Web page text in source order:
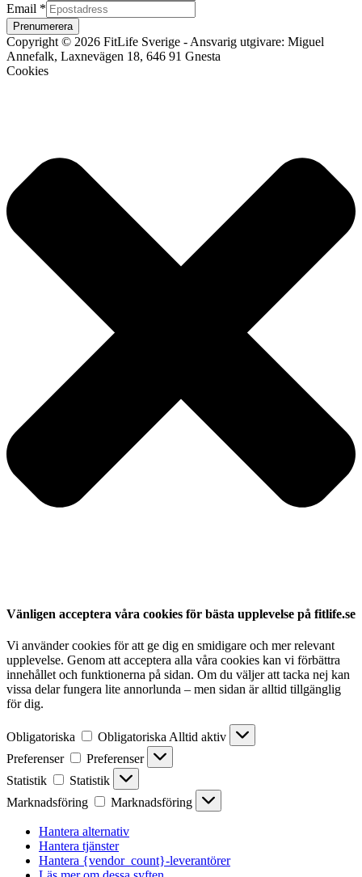
Email *
Prenumerera
Copyright © 2026 FitLife Sverige - Ansvarig utgivare: Miguel
Annefalk, Laxnevägen 18, 646 91 Gnesta
Cookies
Vänligen acceptera våra cookies för bästa upplevelse på fitlife.se
Vi använder cookies för att ge dig en smidigare och mer relevant
upplevelse. Genom att acceptera alla våra cookies kan vi förbättra
innehållet och funktionerna på sidan. Om du väljer att tacka nej kan
vissa delar fungera lite annorlunda – men sidan är alltid tillgänglig
för dig.
Obligatoriska Obligatoriska Alltid aktiv
Preferenser
Preferenser
Statistik
Statistik
Marknadsföring
Marknadsföring
Hantera alternativ
Hantera tjänster
Hantera {vendor_count}-leverantörer